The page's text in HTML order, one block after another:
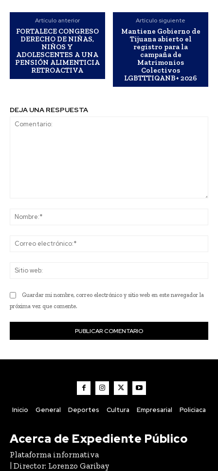
Artículo anterior
FORTALECE CONGRESO
DERECHO DE NIÑAS,
NIÑOS Y
ADOLESCENTES A UNA
PENSIÓN ALIMENTICIA
RETROACTIVA
Artículo siguiente
Mantiene Gobierno de
Tijuana abierto el
registro para la
campaña de
Matrimonios
Colectivos
LGBTTTIQANB+ 2026
DEJA UNA RESPUESTA
Guardar mi nombre, correo electrónico y sitio web en este navegador la
próxima vez que comente.
Inicio General Deportes Cultura Empresarial Policiaca
Acerca de Expediente Público
Plataforma informativa
| Director: Lorenzo Garibay